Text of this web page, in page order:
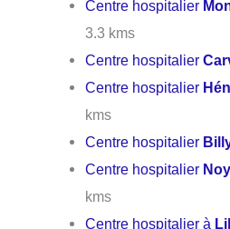
Centre hospitalier
3.3 kms
Centre hospitalier
Centre hospitalier
kms
Centre hospitalier
Centre hospitalier
kms
Centre hospitalier à